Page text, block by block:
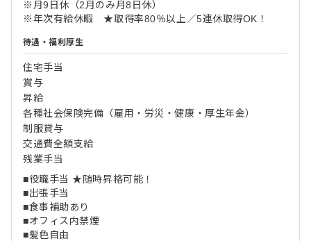
※月9日休（2月のみ月8日休）
※年次有給休暇 ★取得率80％以上／5連休取得OK！
待遇・福利厚生
住宅手当
賞与
昇給
各種社会保険完備（雇用・労災・健康・厚生年金）
制服貸与
交通費全額支給
残業手当
■役職手当 ★随時昇格可能！
■出張手当
■食事補助あり
■オフィス内禁煙
■髪色自由